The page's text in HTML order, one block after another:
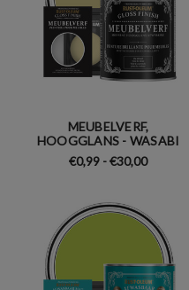
MEUBELVERF,
HOOGGLANS - WASABI
€0,99 - €30,00